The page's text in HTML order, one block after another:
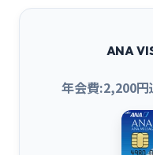
ANA
年会費:2,200円